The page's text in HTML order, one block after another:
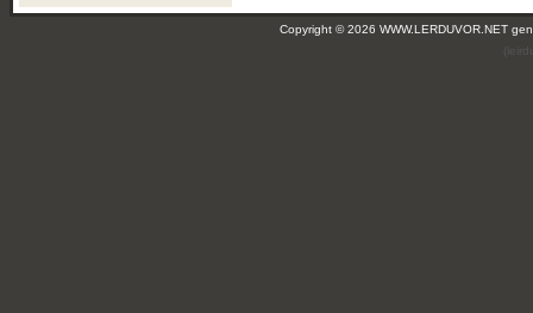
Copyright © 2026 WWW.LERDUVOR.NET